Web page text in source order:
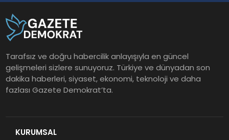
Tarafsız ve doğru habercilik anlayışıyla en güncel
gelişmeleri sizlere sunuyoruz. Türkiye ve dünyadan son
dakika haberleri, siyaset, ekonomi, teknoloji ve daha
fazlası Gazete Demokrat’ta.
KURUMSAL